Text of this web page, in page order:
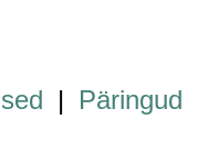
| Päringud